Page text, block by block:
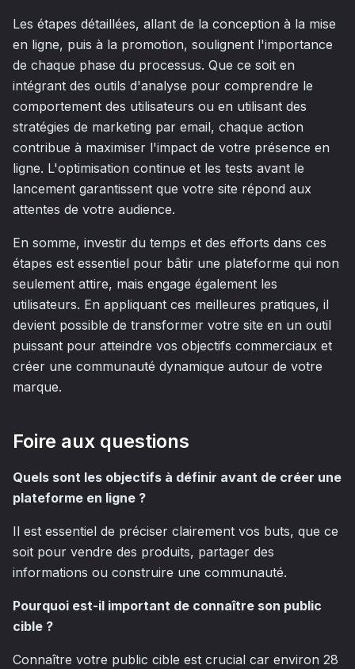
Les étapes détaillées, allant de la conception à la mise
en ligne, puis à la promotion, soulignent l'importance
de chaque phase du processus. Que ce soit en
intégrant des outils d'analyse pour comprendre le
comportement des utilisateurs ou en utilisant des
stratégies de marketing par email, chaque action
contribue à maximiser l'impact de votre présence en
ligne. L'optimisation continue et les tests avant le
lancement garantissent que votre site répond aux
attentes de votre audience.
En somme, investir du temps et des efforts dans ces
étapes est essentiel pour bâtir une plateforme qui non
seulement attire, mais engage également les
utilisateurs. En appliquant ces meilleures pratiques, il
devient possible de transformer votre site en un outil
puissant pour atteindre vos objectifs commerciaux et
créer une communauté dynamique autour de votre
marque.
Foire aux questions
Quels sont les objectifs à définir avant de créer une
plateforme en ligne ?
Il est essentiel de préciser clairement vos buts, que ce
soit pour vendre des produits, partager des
informations ou construire une communauté.
Pourquoi est-il important de connaître son public
cible ?
Connaître votre public cible est crucial car environ 28